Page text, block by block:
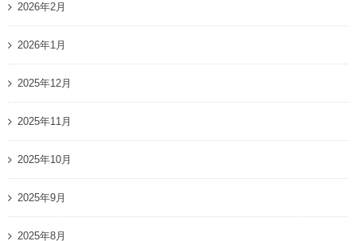
2026年2月
2026年1月
2025年12月
2025年11月
2025年10月
2025年9月
2025年8月